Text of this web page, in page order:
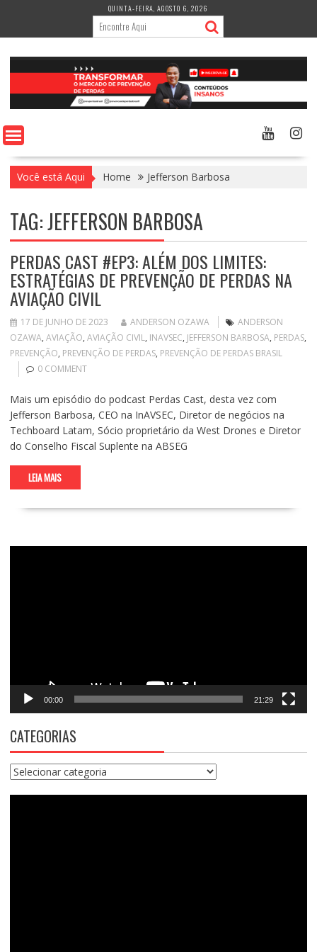
content
QUINTA-FEIRA, AGOSTO 6, 2026
Você está Aqui Home Jefferson Barbosa
TAG:JEFFERSON BARBOSA
PERDAS CAST #EP3: ALÉM DOS LIMITES:
ESTRATÉGIAS DE PREVENÇÃO DE PERDAS NA
AVIAÇÃO CIVIL
17 DE JUNHO DE 2023 ANDERSON OZAWA
ANDERSON
OZAWA, AVIAÇÃO, AVIAÇÃO CIVIL, INAVSEC, JEFFERSON BARBOSA, PERDAS,
PREVENÇÃO, PREVENÇÃO DE PERDAS, PREVENÇÃO DE PERDAS BRASIL
0 COMMENT
Mais um episódio do podcast Perdas Cast, desta vez com
Jefferson Barbosa, CEO na InAVSEC, Diretor de negócios na
Techboard Latam, Sócio proprietário da West Drones e Diretor
do Conselho Fiscal Suplente na ABSEG
LEIA MAIS
00:00 21:29
CATEGORIAS
Categorias